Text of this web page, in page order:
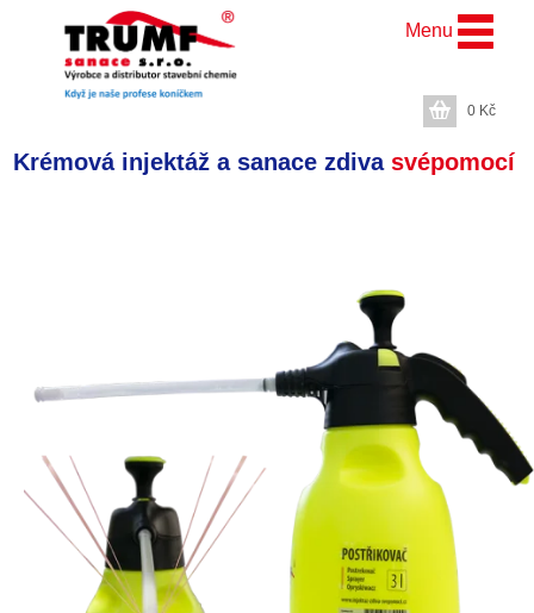
Krémová injektáž a sanace zdiva svépomocí
Menu
0 Kč